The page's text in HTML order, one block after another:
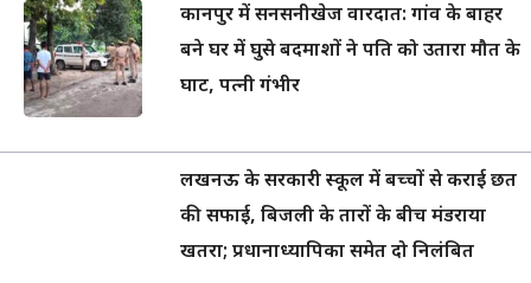
कानपुर में सनसनीखेज वारदात: गांव के बाहर
बने घर में घुसे बदमाशों ने पति को उतारा मौत के
घाट, पत्नी गंभीर
लखनऊ के सरकारी स्कूल में बच्चों से कराई छत
की सफाई, बिजली के तारों के बीच मंडराया
खतरा; प्रधानाध्यापिका समेत दो निलंबित